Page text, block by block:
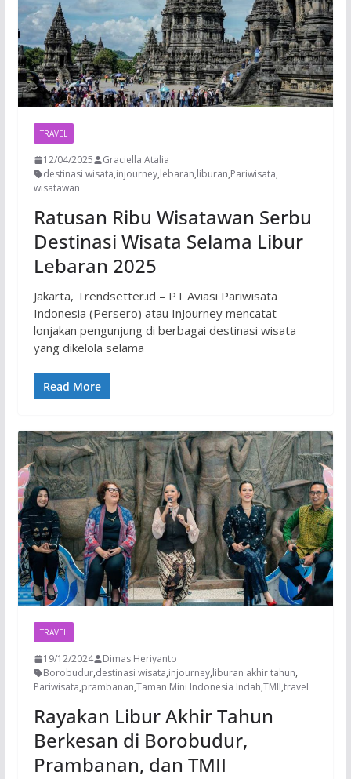
TRAVEL
12/04/2025
Graciella Atalia
destinasi wisata,injourney,lebaran,liburan,Pariwisata,
wisatawan
Ratusan Ribu Wisatawan Serbu
Destinasi Wisata Selama Libur
Lebaran 2025
Jakarta, Trendsetter.id – PT Aviasi Pariwisata
Indonesia (Persero) atau InJourney mencatat
lonjakan pengunjung di berbagai destinasi wisata
yang dikelola selama
Read More
TRAVEL
19/12/2024
Dimas Heriyanto
Borobudur,destinasi wisata,injourney,liburan akhir tahun,
Pariwisata,prambanan,Taman Mini Indonesia Indah,TMII,travel
Rayakan Libur Akhir Tahun
Berkesan di Borobudur,
Prambanan, dan TMII